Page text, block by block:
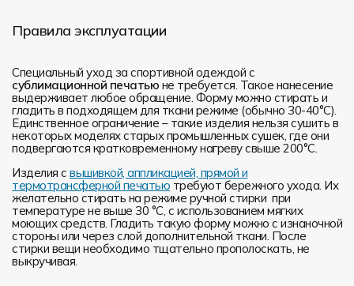
Правила эксплуатации
Специальный уход за спортивной одеждой с
сублимационной печатью не требуется. Такое нанесение
выдерживает любое обращение. Форму можно стирать и
гладить в подходящем для ткани режиме (обычно 30-40°С).
Единственное ограничение – такие изделия нельзя сушить в
некоторых моделях старых промышленных сушек, где они
подвергаются кратковременному нагреву свыше 200°С.
Изделия с вышивкой, аппликацией, прямой и
термотрансферной печатью требуют бережного ухода. Их
желательно стирать на режиме ручной стирки при
температуре не выше 30 °C, с использованием мягких
моющих средств. Гладить такую форму можно с изнаночной
стороны или через слой дополнительной ткани. После
стирки вещи необходимо тщательно прополоскать, не
выкручивая.